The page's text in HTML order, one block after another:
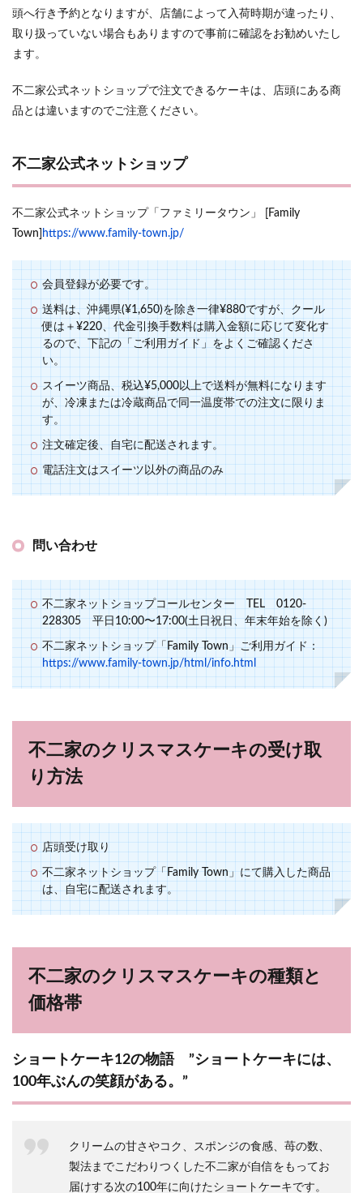
頭へ行き予約となりますが、店舗によって入荷時期が違ったり、
取り扱っていない場合もありますので事前に確認をお勧めいたし
ます。
不二家公式ネットショップで注文できるケーキは、店頭にある商
品とは違いますのでご注意ください。
不二家公式ネットショップ
不二家公式ネットショップ「ファミリータウン」 [Family
Town] https://www.family-town.jp/
会員登録が必要です。
送料は、沖縄県(¥1,650)を除き一律¥880ですが、クール
便は＋¥220、代金引換手数料は購入金額に応じて変化す
るので、下記の「ご利用ガイド」をよくご確認くださ
い。
スイーツ商品、税込¥5,000以上で送料が無料になります
が、冷凍または冷蔵商品で同一温度帯での注文に限りま
す。
注文確定後、自宅に配送されます。
電話注文はスイーツ以外の商品のみ
問い合わせ
不二家ネットショップコールセンター TEL 0120-
228305 平日10:00〜17:00(土日祝日、年末年始を除く)
不二家ネットショップ「Family Town」ご利用ガイド：
https://www.family-town.jp/html/info.html
不二家のクリスマスケーキの受け取
り方法
店頭受け取り
不二家ネットショップ「Family Town」にて購入した商品
は、自宅に配送されます。
不二家のクリスマスケーキの種類と
価格帯
ショートケーキ12の物語 ”ショートケーキには、
100年ぶんの笑顔がある。”
クリームの甘さやコク、スポンジの食感、苺の数、
製法までこだわりつくした不二家が自信をもってお
届けする次の100年に向けたショートケーキです。